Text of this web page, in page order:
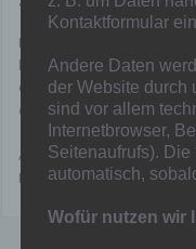
Man darf gespannt sein,
hat. Der Sieger der wird in
Gunsten verbessern,
Gefahrenzone machen
Anstoß ist um 15.00 Uhr
Emanuelstr. 9, 47178
Kontaktformular
Andere Daten
der Website durch
sind vor allem
Internetbrowser,
Seitenaufrufs).
automatisch,
Wofür nutzen wir